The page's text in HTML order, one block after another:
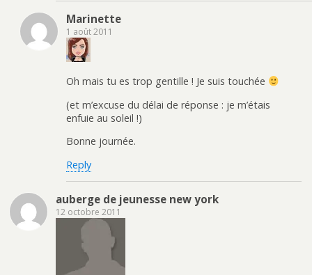
Marinette
1 août 2011
Oh mais tu es trop gentille ! Je suis touchée
(et m’excuse du délai de réponse : je m’étais
enfuie au soleil !)
Bonne journée.
Reply
auberge de jeunesse new york
12 octobre 2011